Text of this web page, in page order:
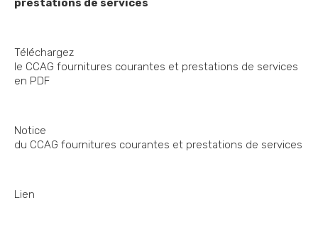
prestations de services
Téléchargez
le CCAG fournitures courantes et prestations de services
en PDF
Notice
du CCAG fournitures courantes et prestations de services
Lien